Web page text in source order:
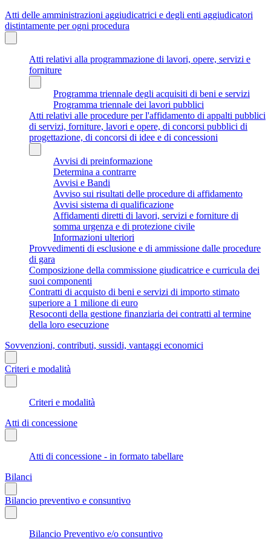
Atti delle amministrazioni aggiudicatrici e degli enti aggiudicatori
distintamente per ogni procedura
Atti relativi alla programmazione di lavori, opere, servizi e
forniture
Programma triennale degli acquisiti di beni e servizi
Programma triennale dei lavori pubblici
Atti relativi alle procedure per l'affidamento di appalti pubblici
di servizi, forniture, lavori e opere, di concorsi pubblici di
progettazione, di concorsi di idee e di concessioni
Avvisi di preinformazione
Determina a contrarre
Avvisi e Bandi
Avviso sui risultati delle procedure di affidamento
Avvisi sistema di qualificazione
Affidamenti diretti di lavori, servizi e forniture di
somma urgenza e di protezione civile
Informazioni ulteriori
Provvedimenti di esclusione e di ammissione dalle procedure
di gara
Composizione della commissione giudicatrice e curricula dei
suoi componenti
Contratti di acquisto di beni e servizi di importo stimato
superiore a 1 milione di euro
Resoconti della gestione finanziaria dei contratti al termine
della loro esecuzione
Sovvenzioni, contributi, sussidi, vantaggi economici
Criteri e modalità
Criteri e modalità
Atti di concessione
Atti di concessione - in formato tabellare
Bilanci
Bilancio preventivo e consuntivo
Bilancio Preventivo e/o consuntivo